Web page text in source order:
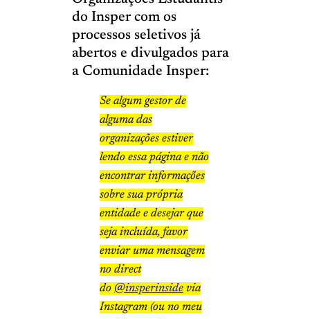
do Insper com os
processos seletivos já
abertos e divulgados para
a Comunidade Insper:
Se algum gestor de
alguma das
organizações estiver
lendo essa página e não
encontrar informações
sobre sua própria
entidade e desejar que
seja incluída, favor
enviar uma mensagem
no direct
do @insperinside via
Instagram (ou no meu